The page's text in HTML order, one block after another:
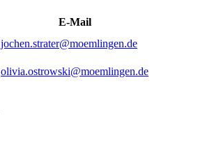
E-Mail
jochen.strater@moemlingen.de
olivia.ostrowski@moemlingen.de